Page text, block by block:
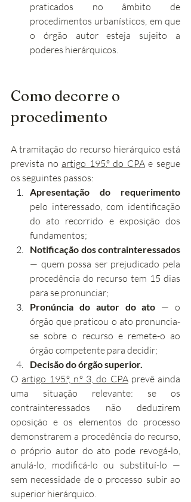
praticados no âmbito de
procedimentos urbanísticos, em que
o órgão autor esteja sujeito a
poderes hierárquicos.
Como decorre o
procedimento
A tramitação do recurso hierárquico está
prevista no artigo 195.º do CPA e segue
os seguintes passos:
Apresentação do requerimento
pelo interessado, com identificação
do ato recorrido e exposição dos
fundamentos;
Notificação dos contrainteressados
— quem possa ser prejudicado pela
procedência do recurso tem 15 dias
para se pronunciar;
Pronúncia do autor do ato — o
órgão que praticou o ato pronuncia-
se sobre o recurso e remete-o ao
órgão competente para decidir;
Decisão do órgão superior.
O artigo 195.º, n.º 3, do CPA prevê ainda
uma situação relevante: se os
contrainteressados não deduzirem
oposição e os elementos do processo
demonstrarem a procedência do recurso,
o próprio autor do ato pode revogá-lo,
anulá-lo, modificá-lo ou substituí-lo —
sem necessidade de o processo subir ao
superior hierárquico.